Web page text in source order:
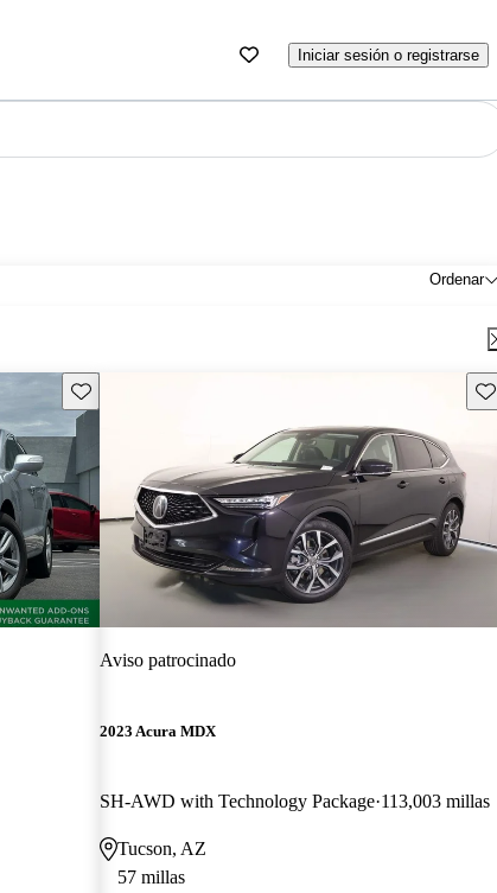
Iniciar sesión o registrarse
Ordenar
Guarda este Aviso
Aviso patrocinado
2023 Acura MDX
SH-AWD with Technology Package 113,003 millas
Tucson, AZ
57 millas